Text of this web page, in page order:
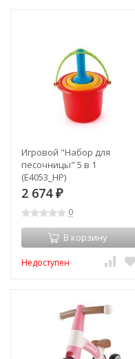
Игровой "Набор для
песочницы" 5 в 1
(E4053_HP)
2 674 ₽
0
В корзину
Недоступен